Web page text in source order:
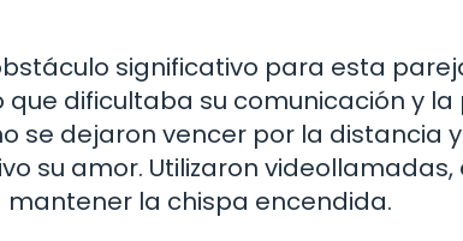
significativo para esta
dificultaba su comunicación y
se dejaron vencer por la distancia
su amor. Utilizaron videollamadas,
la chispa encendida.